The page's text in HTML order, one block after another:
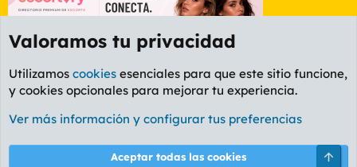
Foro Informática y Videojuegos
Cookies
PL OLDSTYLE AMARILLO
Términos y reglas Política de privacidad Ayuda
Valoramos tu privacidad
Utilizamos cookies esenciales para que este sitio funcione,
y cookies opcionales para mejorar tu experiencia.
Ver más información y configurar tus preferencias
Aceptar todas las cookies